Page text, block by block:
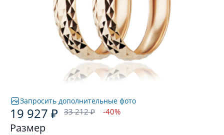
Запросить дополнительные фото
19 927 ₽ 33 212 ₽ -40%
Размер